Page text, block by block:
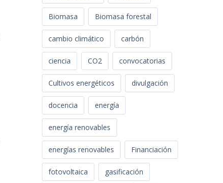
Biomasa Biomasa forestal
cambio climático carbón
ciencia CO2 convocatorias
Cultivos energéticos divulgación
docencia energía
energía renovables
energías renovables Financiación
fotovoltaica gasificación